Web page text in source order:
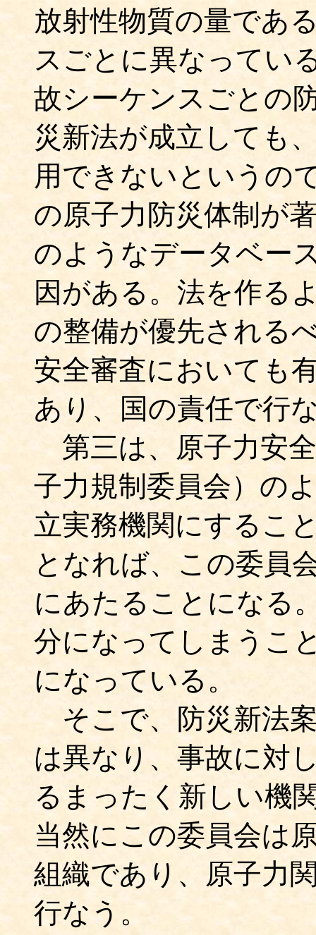
放射性物質の量であ
スごとに異なってい
故シーケンスごとの
災新法が成立しても
用できないというの
の原子力防災体制が
のようなデータベー
因がある。法を作る
の整備が優先される
安全審査においても
あり、国の責任で行
第三は、原子力安
子力規制委員会）の
立実務機関にするこ
となれば、この委員
にあたることになる
分になってしまうこ
になっている。
そこで、防災新法
は異なり、事故に対
るまったく新しい機
当然にこの委員会は
組織であり、原子力
行なう。